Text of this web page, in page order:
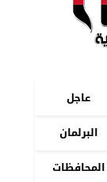
عاجل
البرلمان
المحافظات